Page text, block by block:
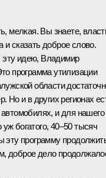
мелкая. Вы знаете,
и сказать доброе слово.
эту идею, Владимир
программа утилизации
области
Но и в других регионах
и для нашего
богатого, 40–50 тысяч
программу
доброе дело